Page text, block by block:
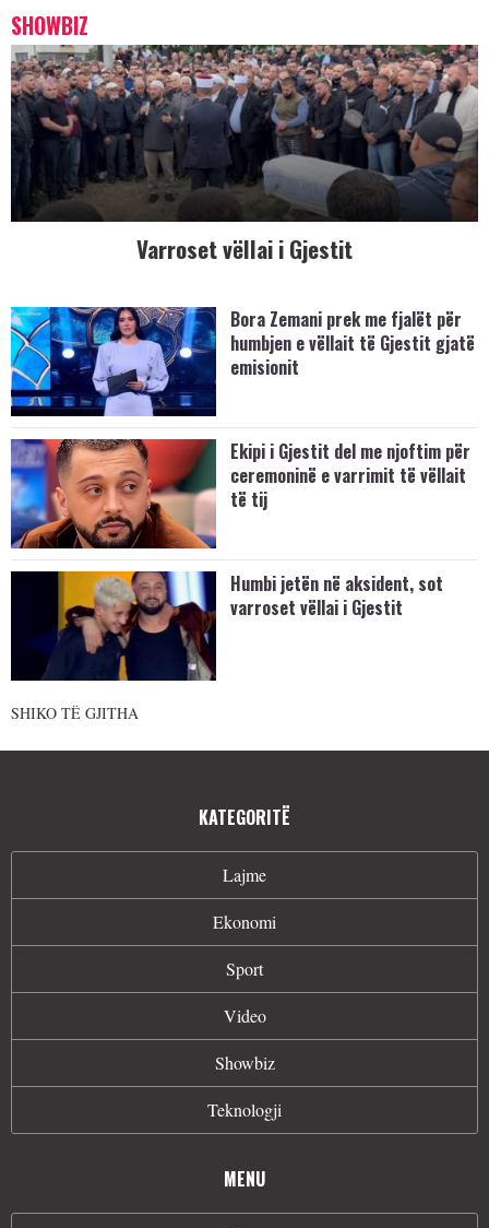
SHOWBIZ
Varroset vëllai i Gjestit
Bora Zemani prek me fjalët për
humbjen e vëllait të Gjestit gjatë
emisionit
Ekipi i Gjestit del me njoftim për
ceremoninë e varrimit të vëllait
të tij
Humbi jetën në aksident, sot
varroset vëllai i Gjestit
SHIKO TË GJITHA
KATEGORITË
Lajme
Ekonomi
Sport
Video
Showbiz
Teknologji
MENU